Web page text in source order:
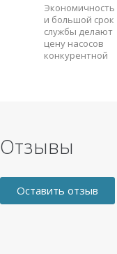
Экономичность
и большой срок
службы делают
цену насосов
конкурентной
Отзывы
Оставить отзыв